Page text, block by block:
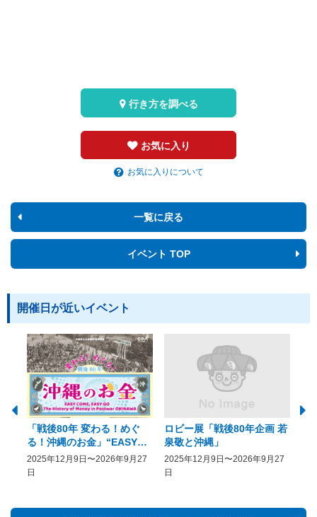
お気に入り
お気に入りについて
行き方を調べる
一覧に戻る
イベント TOP
開催日が近いイベント
「戦後80年 変わる！めぐ
る！沖縄のお金」“EASY
COME, EASY GO － The
History of Money in
2025年12月9日〜2026年9月27
日
ロビー展「戦後80年企画 若
泉敬と沖縄」
2025年12月9日〜2026年9月27
日